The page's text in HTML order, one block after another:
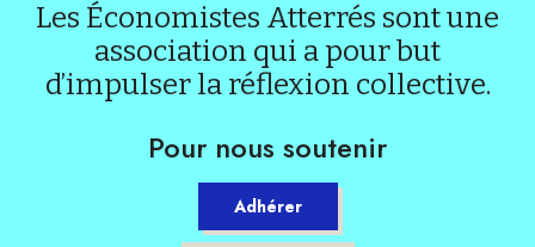
Les Économistes Atterrés sont une
association qui a pour but
d’impulser la réflexion collective.
Pour nous soutenir
Adhérer